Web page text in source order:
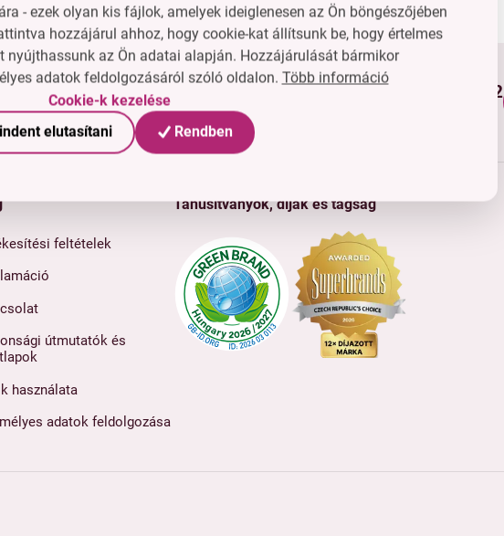
rendeles@dedraclub.hu +3614451772
feltételek
útmutatók és
használata
adatok feldolgozása
Tanúsítványok, díjak és tagság
- ezek olyan kis fájlok, amelyek ideiglenesen az Ön böngészőjében
hozzájárul ahhoz, hogy cookie-kat állítsunk be, hogy értelmes
nyújthassunk az Ön adatai alapján. Hozzájárulását bármikor
adatok feldolgozásáról szóló oldalon. Több információ
Cookie-k kezelése
elutasítani Rendben